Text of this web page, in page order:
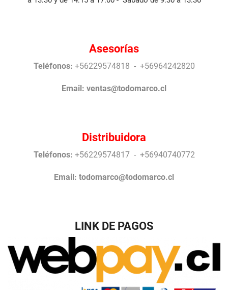
Asesorías
Teléfonos: +56229574818 - +56964242820
Email: ventas@todomarco.cl
Distribuidora
Teléfonos: +56229574817 - +56940740772
Email: todomarco@todomarco.cl
LINK DE PAGOS